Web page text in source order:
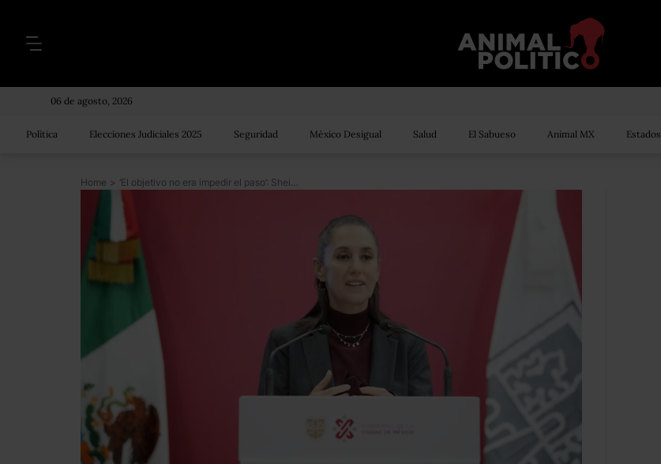
06 de agosto, 2026
Política Elecciones Judiciales 2025 Seguridad México Desigual Salud El Sabueso Animal MX Estados
Home > ‘El objetivo no era impedir el paso’: Sheinbaum tras enfrentamiento de migrantes con policías